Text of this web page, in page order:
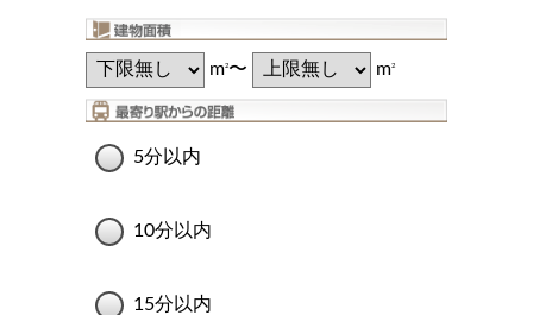
m2〜 m2
5分以内
10分以内
15分以内